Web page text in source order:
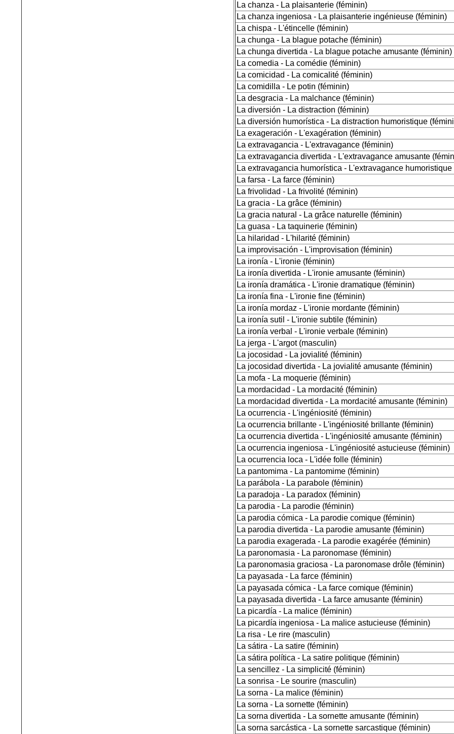
La chanza - La plaisanterie (féminin)
La chanza ingeniosa - La plaisanterie ingénieuse (féminin)
La chispa - L'étincelle (féminin)
La chunga - La blague potache (féminin)
La chunga divertida - La blague potache amusante (féminin)
La comedia - La comédie (féminin)
La comicidad - La comicalité (féminin)
La comidilla - Le potin (féminin)
La desgracia - La malchance (féminin)
La diversión - La distraction (féminin)
La diversión humorística - La distraction humoristique
La exageración - L'exagération (féminin)
La extravagancia - L'extravagance (féminin)
La extravagancia divertida - L'extravagance amusante
La extravagancia humorística - L'extravagance
La farsa - La farce (féminin)
La frivolidad - La frivolité (féminin)
La gracia - La grâce (féminin)
La gracia natural - La grâce naturelle (féminin)
La guasa - La taquinerie (féminin)
La hilaridad - L'hilarité (féminin)
La improvisación - L'improvisation (féminin)
La ironía - L'ironie (féminin)
La ironía divertida - L'ironie amusante (féminin)
La ironía dramática - L'ironie dramatique (féminin)
La ironía fina - L'ironie fine (féminin)
La ironía mordaz - L'ironie mordante (féminin)
La ironía sutil - L'ironie subtile (féminin)
La ironía verbal - L'ironie verbale (féminin)
La jerga - L'argot (masculin)
La jocosidad - La jovialité (féminin)
La jocosidad divertida - La jovialité amusante (féminin)
La mofa - La moquerie (féminin)
La mordacidad - La mordacité (féminin)
La mordacidad divertida - La mordacité amusante (féminin)
La ocurrencia - L'ingéniosité (féminin)
La ocurrencia brillante - L'ingéniosité brillante (féminin)
La ocurrencia divertida - L'ingéniosité amusante (féminin)
La ocurrencia ingeniosa - L'ingéniosité astucieuse (féminin)
La ocurrencia loca - L'idée folle (féminin)
La pantomima - La pantomime (féminin)
La parábola - La parabole (féminin)
La paradoja - La paradox (féminin)
La parodia - La parodie (féminin)
La parodia cómica - La parodie comique (féminin)
La parodia divertida - La parodie amusante (féminin)
La parodia exagerada - La parodie exagérée (féminin)
La paronomasia - La paronomase (féminin)
La paronomasia graciosa - La paronomase drôle (féminin)
La payasada - La farce (féminin)
La payasada cómica - La farce comique (féminin)
La payasada divertida - La farce amusante (féminin)
La picardía - La malice (féminin)
La picardía ingeniosa - La malice astucieuse (féminin)
La risa - Le rire (masculin)
La sátira - La satire (féminin)
La sátira política - La satire politique (féminin)
La sencillez - La simplicité (féminin)
La sonrisa - Le sourire (masculin)
La sorna - La malice (féminin)
La sorna - La sornette (féminin)
La sorna divertida - La sornette amusante (féminin)
La sorna sarcástica - La sornette sarcastique (féminin)